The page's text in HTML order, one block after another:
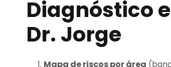
Diagnóstico
Dr. Jorge
Mapa de riscos por área